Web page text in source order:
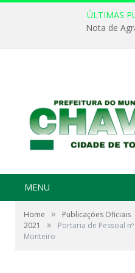
ÚLTIMAS
Nota de
MENU
Home » Publicações Oficiais
2021
»
Portaria de Pessoal
Monteiro